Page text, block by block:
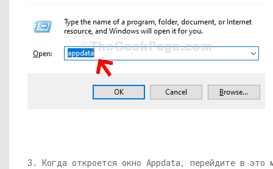
3. Когда откроется окно Appdata, перейдите в это